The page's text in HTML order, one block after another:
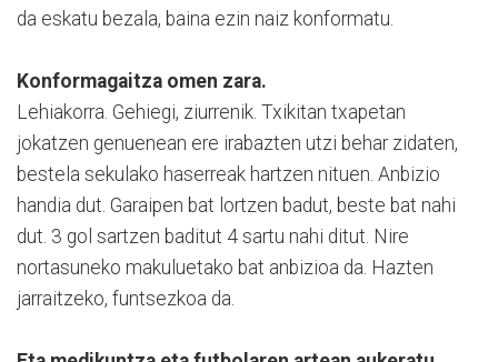
da eskatu bezala, baina ezin naiz konformatu.
Konformagaitza omen zara.
Lehiakorra. Gehiegi, ziurrenik. Txikitan txapetan
jokatzen genuenean ere irabazten utzi behar zidaten,
bestela sekulako haserreak hartzen nituen. Anbizio
handia dut. Garaipen bat lortzen badut, beste bat nahi
dut. 3 gol sartzen baditut 4 sartu nahi ditut. Nire
nortasuneko makuluetako bat anbizioa da. Hazten
jarraitzeko, funtsezkoa da.